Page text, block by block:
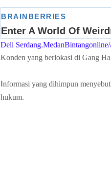
Deli
Konden yang berlokasi di Gang
Informasi yang dihimpun
hukum.